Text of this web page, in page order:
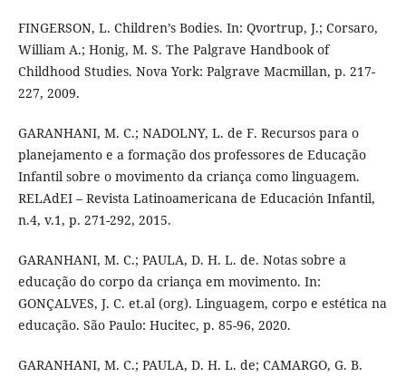
FINGERSON, L. Children’s Bodies. In: Qvortrup, J.; Corsaro,
William A.; Honig, M. S. The Palgrave Handbook of
Childhood Studies. Nova York: Palgrave Macmillan, p. 217-
227, 2009.
GARANHANI, M. C.; NADOLNY, L. de F. Recursos para o
planejamento e a formação dos professores de Educação
Infantil sobre o movimento da criança como linguagem.
RELAdEI – Revista Latinoamericana de Educación Infantil,
n.4, v.1, p. 271-292, 2015.
GARANHANI, M. C.; PAULA, D. H. L. de. Notas sobre a
educação do corpo da criança em movimento. In:
GONÇALVES, J. C. et.al (org). Linguagem, corpo e estética na
educação. São Paulo: Hucitec, p. 85-96, 2020.
GARANHANI, M. C.; PAULA, D. H. L. de; CAMARGO, G. B.